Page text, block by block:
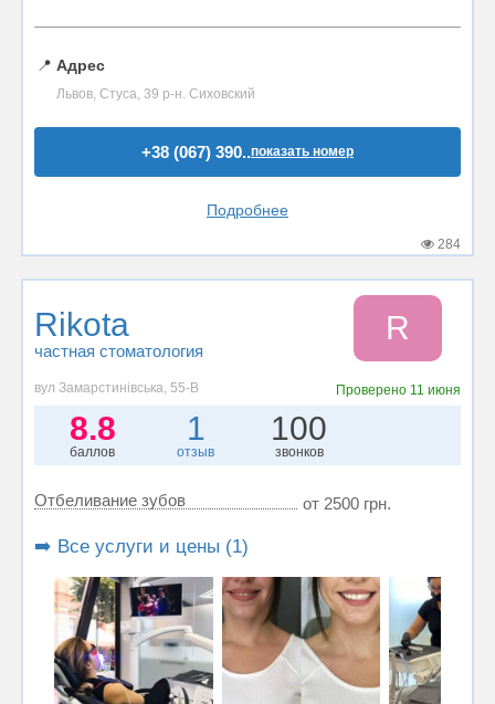
📍 Адрес
Львов, Стуса, 39 р-н. Сиховский
+38 (067) 390..показать номер
Подробнее
284
Rikota
частная стоматология
R
вул Замарстинівська, 55-В Проверено 11 июня
8.8
баллов
1
отзыв
100
звонков
Отбеливание зубов от 2500 грн.
➡️ Все услуги и цены (1)